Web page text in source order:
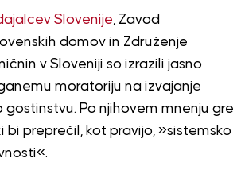
Slovenije, Zavod
domov in Združenje
v Sloveniji so izrazili jasno
moratoriju na izvajanje
gostinstvu. Po njihovem mnenju gre
bi preprečil, kot pravijo, »sistemsko